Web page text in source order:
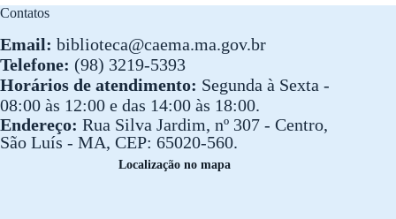
Contatos
Email: biblioteca@caema.ma.gov.br
Telefone: (98) 3219-5393
Horários de atendimento: Segunda à Sexta -
08:00 às 12:00 e das 14:00 às 18:00.
Endereço: Rua Silva Jardim, nº 307 - Centro,
São Luís - MA, CEP: 65020-560.
Localização no mapa